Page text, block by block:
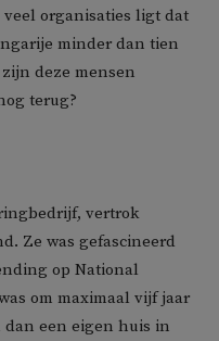
organisaties ligt dat
minder dan tien
deze mensen
terug?
vertrok
Ze was gefascineerd
op National
om maximaal vijf jaar
een eigen huis in